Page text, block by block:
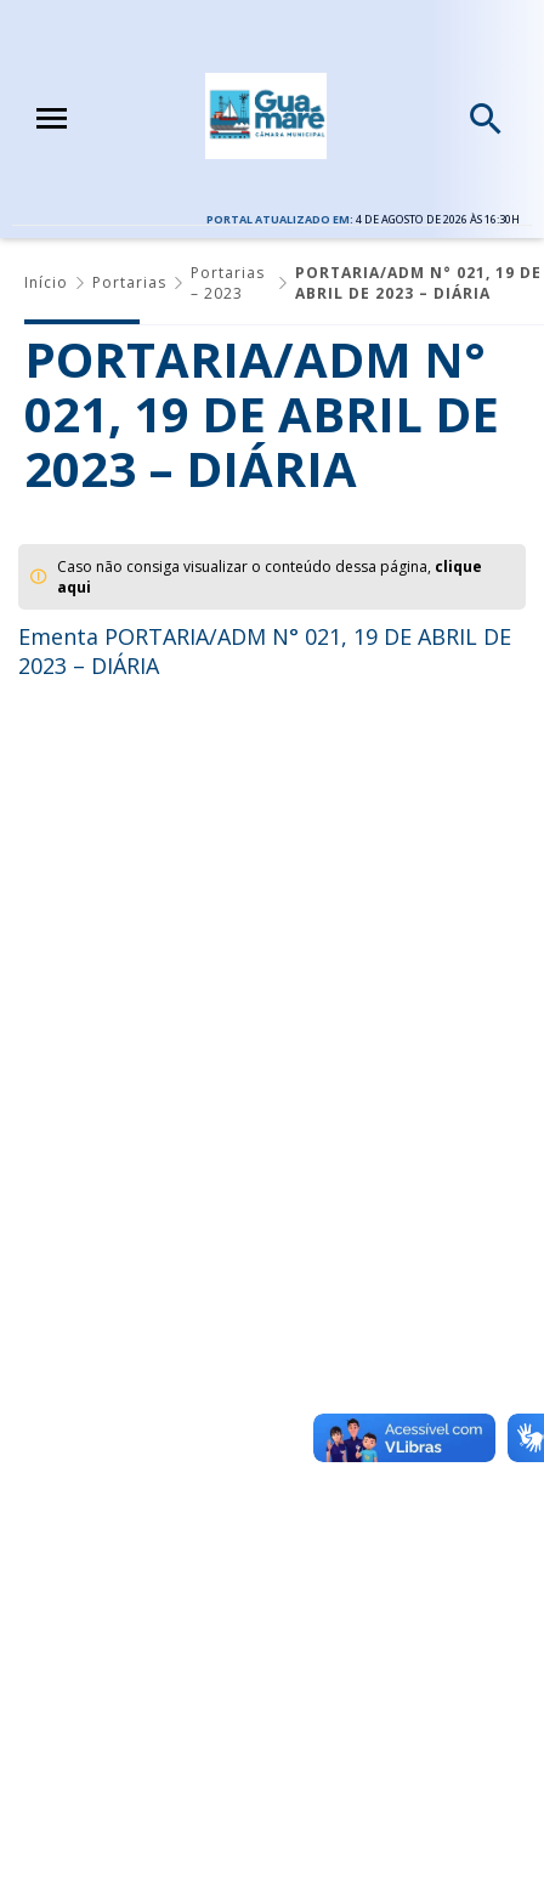
PORTAL ATUALIZADO EM: 4 DE AGOSTO DE 2026 ÀS 16:30H
Início Portarias
Portarias
– 2023
PORTARIA/ADM N° 021, 19 DE
ABRIL DE 2023 – DIÁRIA
PORTARIA/ADM N°
021, 19 DE ABRIL DE
2023 – DIÁRIA
Caso não consiga visualizar o conteúdo dessa página, clique
aqui
Ementa PORTARIA/ADM N° 021, 19 DE ABRIL DE
2023 – DIÁRIA